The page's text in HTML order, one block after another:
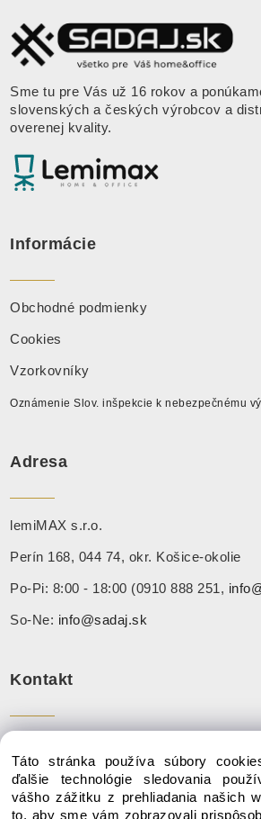
Sme tu pre Vás už 16 rokov a
slovenských a českých výrobcov a
overenej kvality.
Informácie
Obchodné podmienky
Cookies
Vzorkovníky
Oznámenie Slov. inšpekcie k nebezpečnému
Adresa
lemiMAX s.r.o.
Perín 168, 044 74, okr. Košice-okolie
Po-Pi: 8:00 - 18:00 (0910 888 251,
So-Ne: info@sadaj.sk
Kontakt
Mail:info@sadaj.sk
Táto stránka používa súbory
ďalšie technológie sledovania
vášho zážitku z prehliadania našich
to, aby sme vám zobrazovali